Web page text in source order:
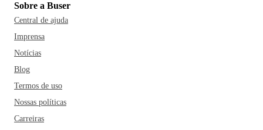
Sobre a Buser
Central de ajuda
Imprensa
Notícias
Blog
Termos de uso
Nossas políticas
Carreiras